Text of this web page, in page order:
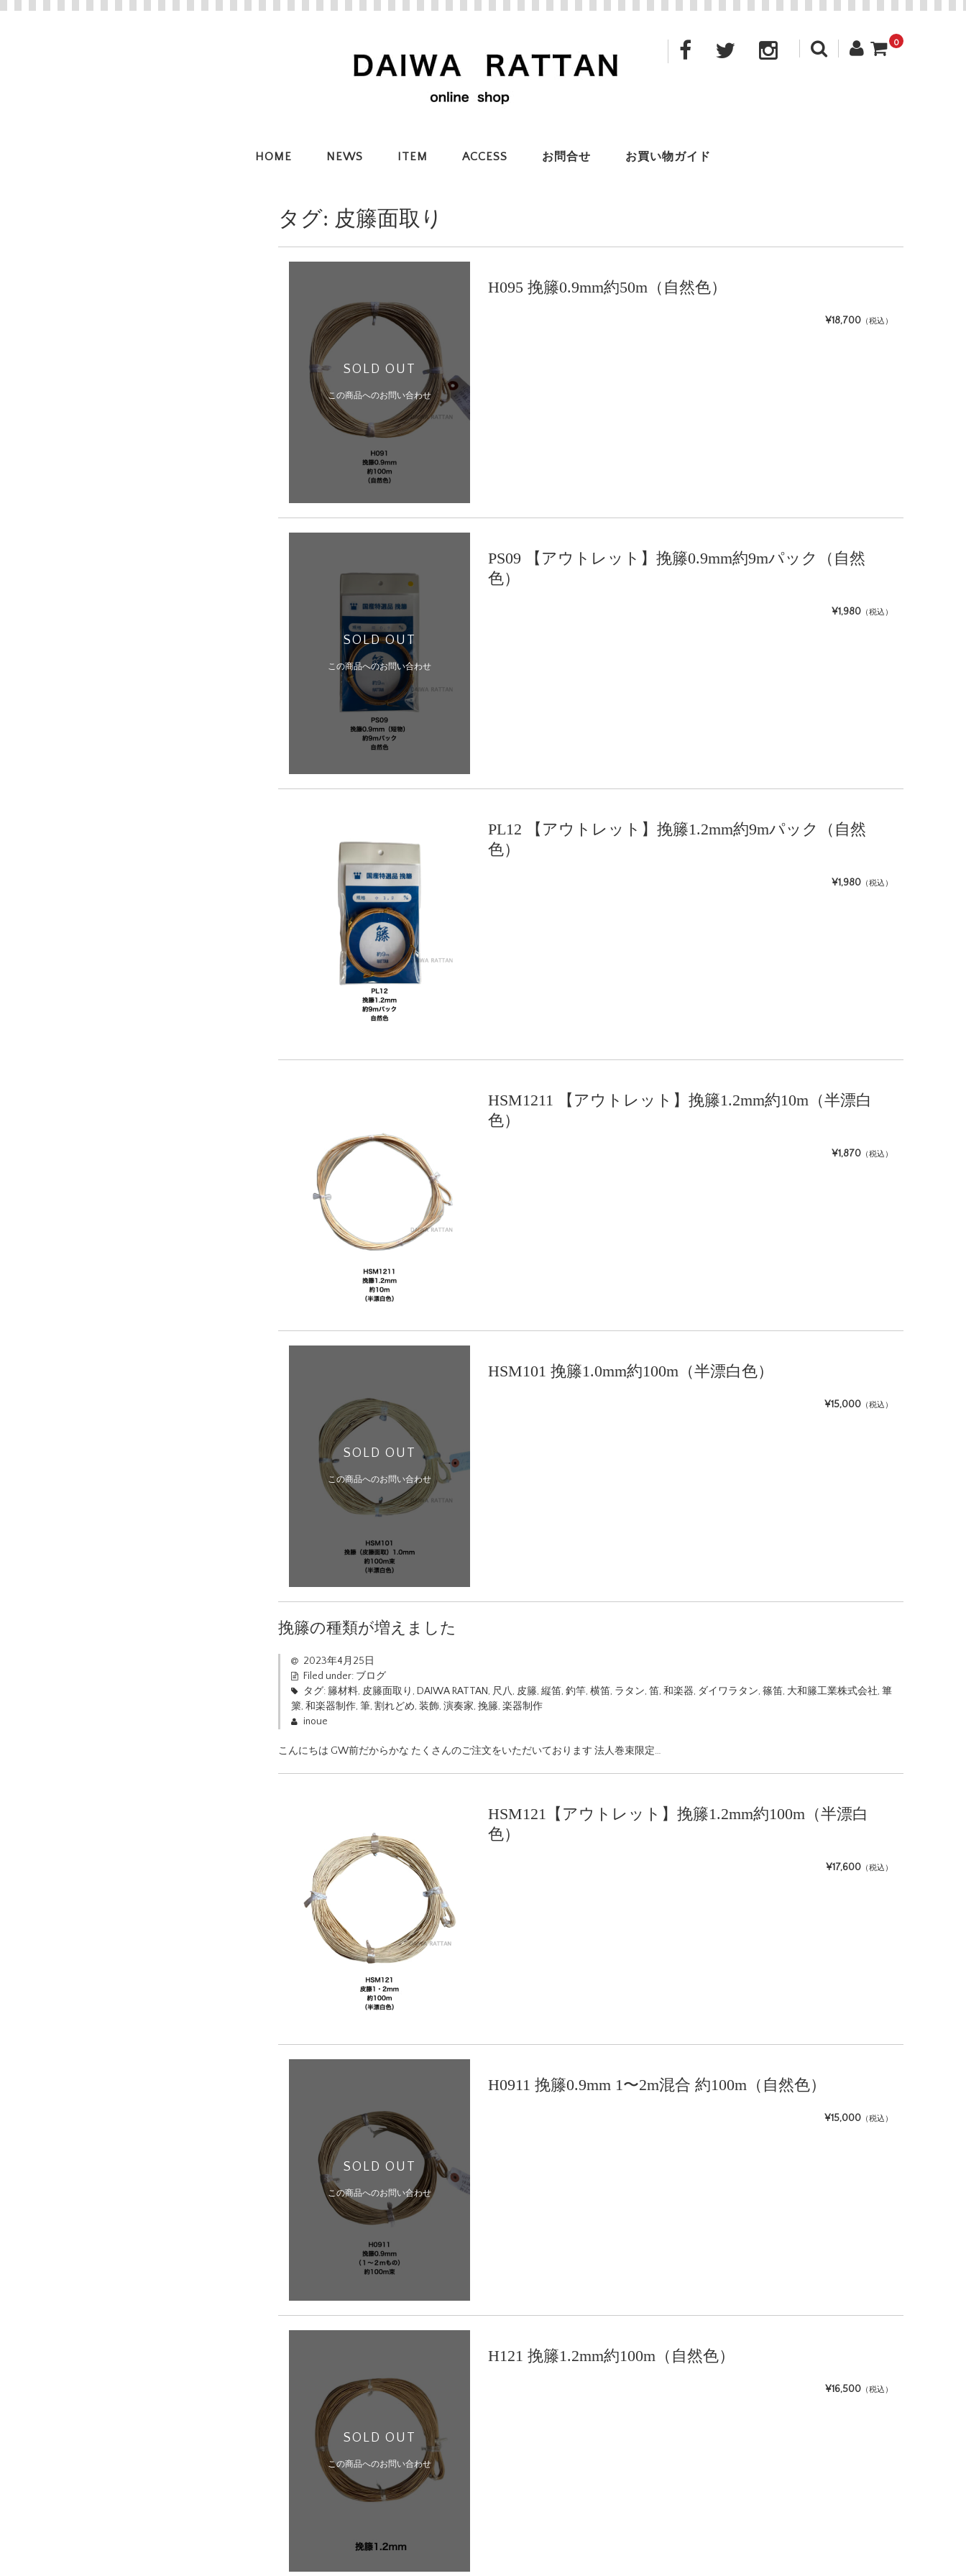
0
HOME NEWS ITEM ACCESS お問合せ お買い物ガイド
タグ: 皮籐面取り
SOLD OUT
この商品へのお問い合わせ
H095 挽籐0.9mm約50m（自然色）
¥18,700 （税込）
SOLD OUT
この商品へのお問い合わせ
PS09 【アウトレット】挽籐0.9mm約9mパック（自然
色）
¥1,980 （税込）
PL12 【アウトレット】挽籐1.2mm約9mパック（自然
色）
¥1,980 （税込）
HSM1211 【アウトレット】挽籐1.2mm約10m（半漂白
色）
¥1,870 （税込）
SOLD OUT
この商品へのお問い合わせ
HSM101 挽籐1.0mm約100m（半漂白色）
¥15,000 （税込）
挽籐の種類が増えました
2023年4月25日
Filed under: ブログ
タグ:籐材料, 皮籐面取り , DAIWA RATTAN, 尺八, 皮籐, 縦笛, 釣竿, 横笛, ラタン, 笛, 和楽器, ダイワラタン, 篠笛, 大和籐工業株式会社, 篳
篥, 和楽器制作, 筆, 割れどめ, 装飾, 演奏家, 挽籐, 楽器制作
inoue
こんにちは GW前だからかな たくさんのご注文をいただいております 法人巻束限定…
HSM121【アウトレット】挽籐1.2mm約100m（半漂白
色）
¥17,600 （税込）
SOLD OUT
この商品へのお問い合わせ
H0911 挽籐0.9mm 1〜2m混合 約100m（自然色）
¥15,000 （税込）
SOLD OUT
この商品へのお問い合わせ
H121 挽籐1.2mm約100m（自然色）
¥16,500 （税込）